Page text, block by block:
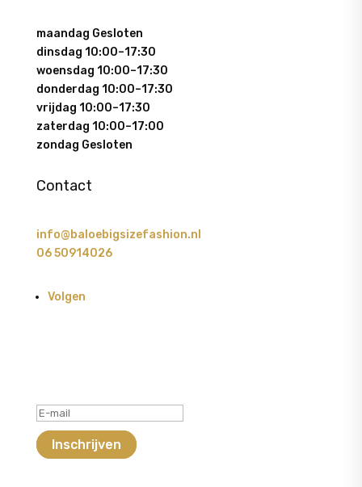
maandag Gesloten
dinsdag 10:00–17:30
woensdag 10:00–17:30
donderdag 10:00–17:30
vrijdag 10:00–17:30
zaterdag 10:00–17:00
zondag Gesloten
Contact
info@baloebigsizefashion.nl
06 50914026
Volgen
Inschrijven